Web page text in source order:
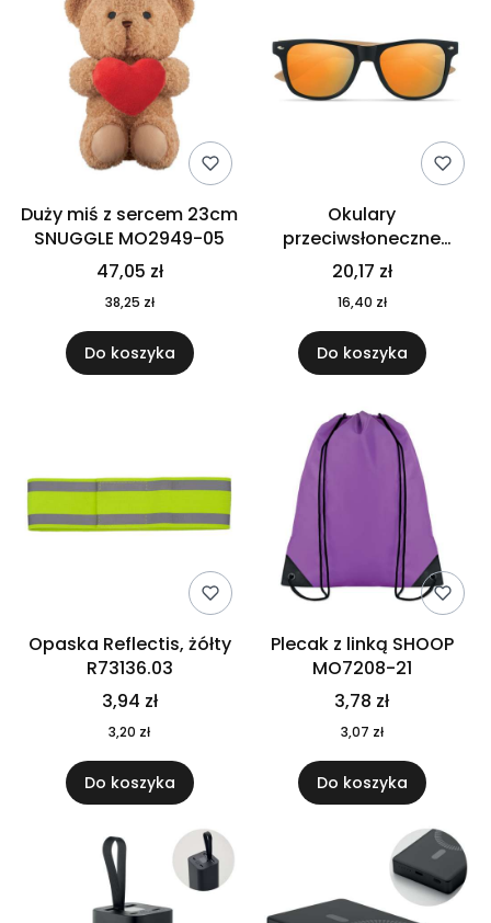
Duży miś z sercem 23cm
SNUGGLE MO2949-05
47,05 zł
38,25 zł
Do koszyka
Okulary
przeciwsłoneczne
CALIFORNIA TOUCH
MO9617-10
20,17 zł
16,40 zł
Do koszyka
Opaska Reflectis, żółty
R73136.03
3,94 zł
3,20 zł
Do koszyka
Plecak z linką SHOOP
MO7208-21
3,78 zł
3,07 zł
Do koszyka